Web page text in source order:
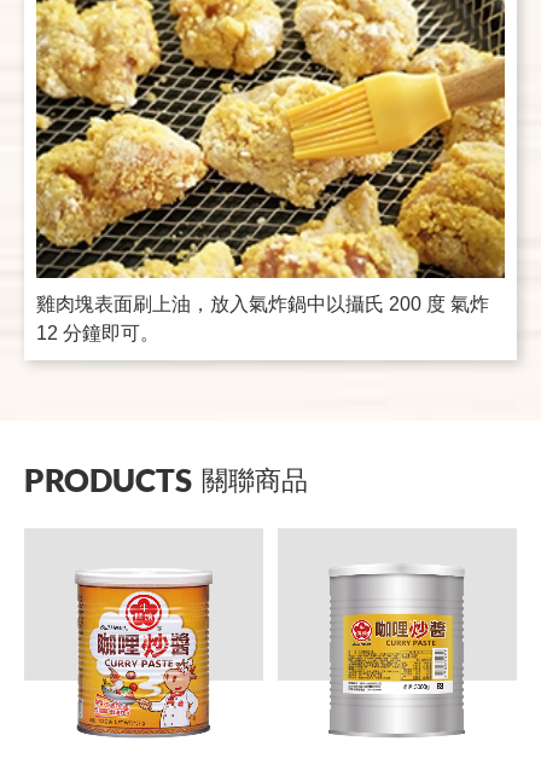
雞肉塊表面刷上油，放入氣炸鍋中以攝氏 200 度 氣炸
12 分鐘即可。
PRODUCTS 關聯商品